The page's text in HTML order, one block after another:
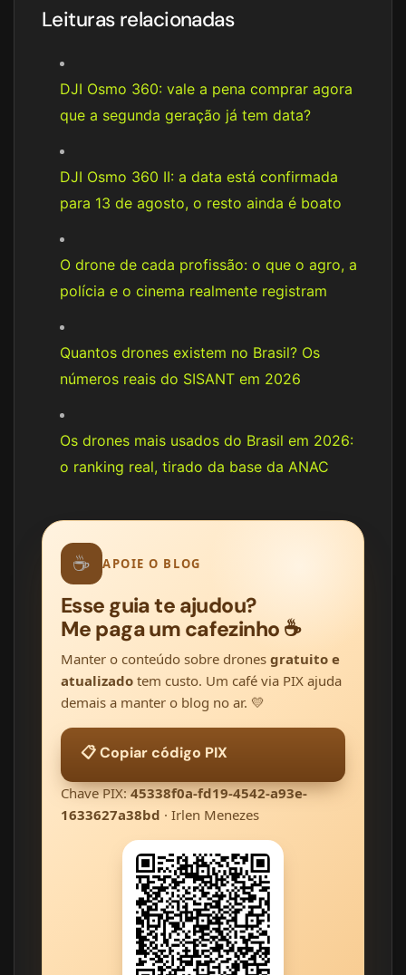
Leituras relacionadas
DJI Osmo 360: vale a pena comprar agora
que a segunda geração já tem data?
DJI Osmo 360 II: a data está confirmada
para 13 de agosto, o resto ainda é boato
O drone de cada profissão: o que o agro, a
polícia e o cinema realmente registram
Quantos drones existem no Brasil? Os
números reais do SISANT em 2026
Os drones mais usados do Brasil em 2026:
o ranking real, tirado da base da ANAC
☕ APOIE O BLOG
Esse guia te ajudou?
Me paga um cafezinho ☕
Manter o conteúdo sobre drones gratuito e
atualizado tem custo. Um café via PIX ajuda
demais a manter o blog no ar. 💛
📋 Copiar código PIX
Chave PIX:45338f0a-fd19-4542-a93e-
1633627a38bd · Irlen Menezes